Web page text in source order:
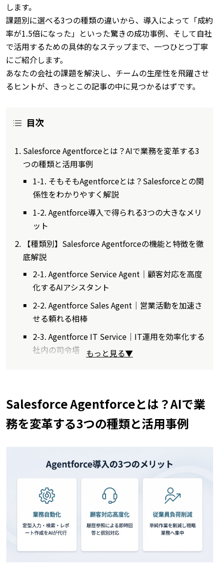
します。
課題別に選べる3つの種類の違いから、導入によって「成約
率が1.5倍になった」といった驚きの成功事例、そして自社
で活用するための具体的なステップまで、一つひとつ丁寧
にご紹介します。
あなたの会社の課題を解決し、チームの生産性を飛躍させ
るヒントが、きっとこの記事の中に見つかるはずです。
目次
Salesforce Agentforceとは？AIで業務を変革する3
つの種類と活用事例
1-1. そもそもAgentforceとは？Salesforceとの関
係性をわかりやすく解説
1-2. Agentforce導入で得られる3つの大きなメリ
ット
【種類別】Salesforce Agentforceの機能と特徴を徹
底解説
2-1. Agentforce Service Agent｜顧客対応を高度
化するAIアシスタント
2-2. Agentforce Sales Agent｜営業活動を加速さ
せる頼れる相棒
2-3. Agentforce IT Service｜IT運用を効率化する
社内の司令塔 もっと見る▼
Salesforce Agentforceとは？AIで業
務を変革する3つの種類と活用事例